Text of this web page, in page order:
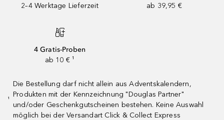
2–4 Werktage Lieferzeit
ab 39,95 €
4 Gratis-Proben
ab 10 € ¹
¹
Die Bestellung darf nicht allein aus Adventskalendern,
Produkten mit der Kennzeichnung "Douglas Partner"
und/oder Geschenkgutscheinen bestehen. Keine Auswahl
möglich bei der Versandart Click & Collect Express